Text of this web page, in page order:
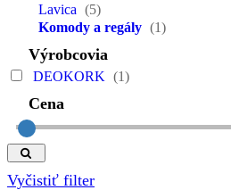
Lavica (5)
Komody a regály (1)
Výrobcovia
DEOKORK (1)
Cena
Vyčistiť filter